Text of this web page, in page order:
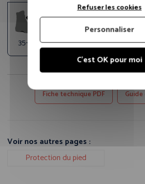
35-48
Fiche technique PDF
Voir nos autres pages :
Protection du pied
C'est OK pour moi
Refuser les cookies
Personnaliser